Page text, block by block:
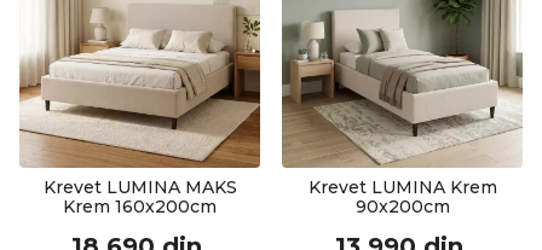
Krevet LUMINA MAKS
Krem 160x200cm
Krevet LUMINA Krem
90x200cm